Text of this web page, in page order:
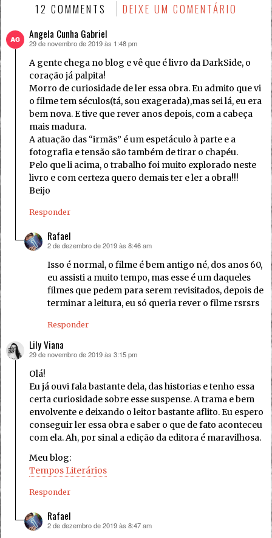
12 COMMENTS DEIXE UM COMENTÁRIO
Angela Cunha Gabriel
disse:
29 de novembro de 2019 às 1:48 pm
A gente chega no blog e vê que é livro da DarkSide, o
coração já palpita!
Morro de curiosidade de ler essa obra. Eu admito que vi
o filme tem séculos(tá, sou exagerada),mas sei lá, eu era
bem nova. E tive que rever anos depois, com a cabeça
mais madura.
A atuação das “irmãs” é um espetáculo à parte e a
fotografia e tensão são também de tirar o chapéu.
Pelo que li acima, o trabalho foi muito explorado neste
livro e com certeza quero demais ter e ler a obra!!!
Beijo
Responder
Rafael
disse:
2 de dezembro de 2019 às 8:46 am
Isso é normal, o filme é bem antigo né, dos anos 60,
eu assisti a muito tempo, mas esse é um daqueles
filmes que pedem para serem revisitados, depois de
terminar a leitura, eu só queria rever o filme rsrsrs
Responder
Lily Viana
disse:
29 de novembro de 2019 às 3:15 pm
Olá!
Eu já ouvi fala bastante dela, das historias e tenho essa
certa curiosidade sobre esse suspense. A trama e bem
envolvente e deixando o leitor bastante aflito. Eu espero
conseguir ler essa obra e saber o que de fato aconteceu
com ela. Ah, por sinal a edição da editora é maravilhosa.
Meu blog:
Tempos Literários
Responder
Rafael
disse:
2 de dezembro de 2019 às 8:47 am